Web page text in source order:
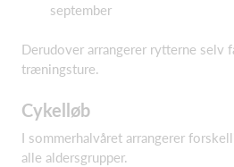
september
Derudover arrangerer rytterne
træningsture.
Cykelløb
I sommerhalvåret arrangerer
alle aldersgrupper.